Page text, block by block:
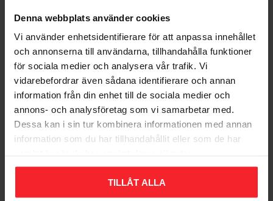
Denna webbplats använder cookies
Vi använder enhetsidentifierare för att anpassa innehållet
och annonserna till användarna, tillhandahålla funktioner
för sociala medier och analysera vår trafik. Vi
vidarebefordrar även sådana identifierare och annan
information från din enhet till de sociala medier och
annons- och analysföretag som vi samarbetar med.
Dessa kan i sin tur kombinera informationen med annan
information som du har tillhandahållit eller som de har
TILLÅT ALLA
Bliv den første, der giver en bedømmelse.
Populära produkter